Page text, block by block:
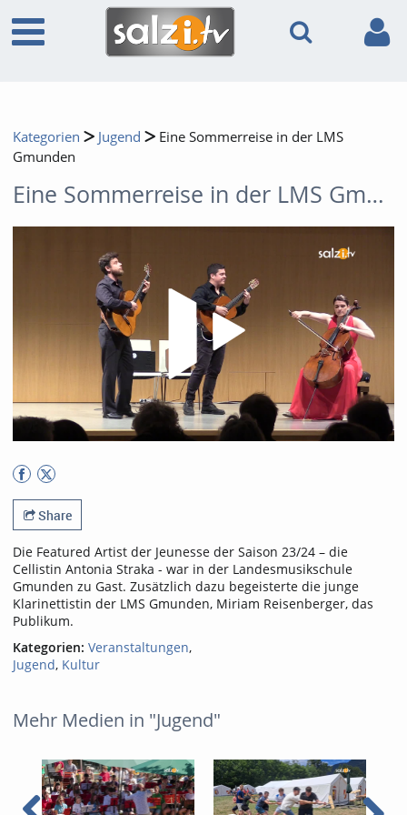
Kategorien Jugend
Eine Sommerreise in der LMS
Gmunden
Eine Sommerreise in der LMS Gmunden
Share
Die Featured Artist der Jeunesse der Saison 23/24 – die
Cellistin Antonia Straka - war in der Landesmusikschule
Gmunden zu Gast. Zusätzlich dazu begeisterte die junge
Klarinettistin der LMS Gmunden, Miriam Reisenberger, das
Publikum.
Kategorien: Veranstaltungen,
Jugend, Kultur
Mehr Medien in "Jugend"